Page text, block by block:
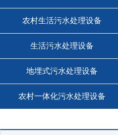
农村生活污水处理设备
生活污水处理设备
地埋式污水处理设备
农村一体化污水处理设备